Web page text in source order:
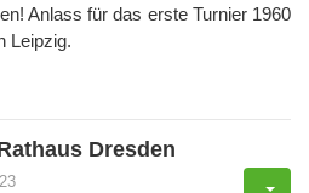
Anlass für das erste Turnier 1960
Leipzig.
Dresden